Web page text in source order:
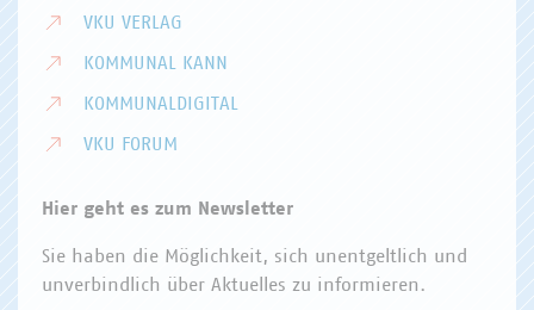
VKU VERLAG
KOMMUNAL KANN
KOMMUNALDIGITAL
VKU FORUM
Hier geht es zum Newsletter
Sie haben die Möglichkeit, sich unentgeltlich und
unverbindlich über Aktuelles zu informieren.